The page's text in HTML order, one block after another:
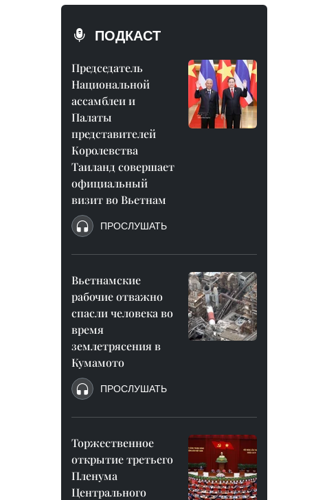
ПОДКАСТ
Председатель
Национальной
ассамблеи и
Палаты
представителей
Королевства
Таиланд совершает
официальный
визит во Вьетнам
ПРОСЛУШАТЬ
Вьетнамские
рабочие отважно
спасли человека во
время
землетрясения в
Кумамото
ПРОСЛУШАТЬ
Торжественное
открытие третьего
Пленума
Центрального